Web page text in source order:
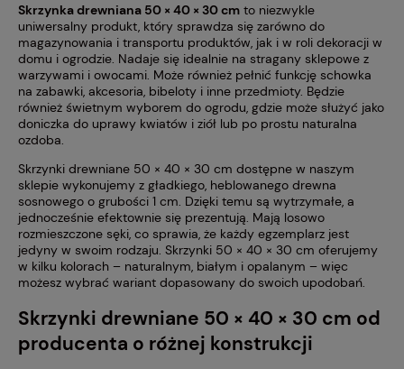
Skrzynka drewniana 50 × 40 × 30 cm to niezwykle
uniwersalny produkt, który sprawdza się zarówno do
magazynowania i transportu produktów, jak i w roli dekoracji w
domu i ogrodzie. Nadaje się idealnie na stragany sklepowe z
warzywami i owocami. Może również pełnić funkcję schowka
na zabawki, akcesoria, bibeloty i inne przedmioty. Będzie
również świetnym wyborem do ogrodu, gdzie może służyć jako
doniczka do uprawy kwiatów i ziół lub po prostu naturalna
ozdoba.
Skrzynki drewniane 50 × 40 × 30 cm dostępne w naszym
sklepie wykonujemy z gładkiego, heblowanego drewna
sosnowego o grubości 1 cm. Dzięki temu są wytrzymałe, a
jednocześnie efektownie się prezentują. Mają losowo
rozmieszczone sęki, co sprawia, że każdy egzemplarz jest
jedyny w swoim rodzaju. Skrzynki 50 × 40 × 30 cm oferujemy
w kilku kolorach – naturalnym, białym i opalanym – więc
możesz wybrać wariant dopasowany do swoich upodobań.
Skrzynki drewniane 50 × 40 × 30 cm od
producenta o różnej konstrukcji